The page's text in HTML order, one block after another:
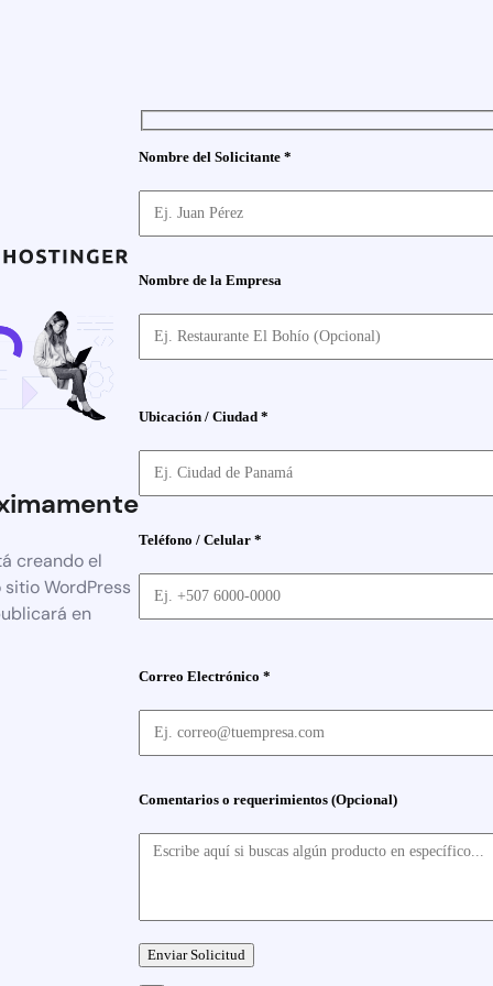
creando el
sitio WordPress
en
Nombre del Solicitante *
Nombre de la Empresa
Ubicación / Ciudad *
Teléfono / Celular *
Correo Electrónico *
Comentarios o requerimientos (Opcional)